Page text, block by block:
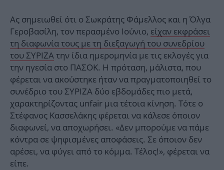
Ας σημειωθεί ότι ο Σωκράτης Φάμελλος και η Όλγα
Γεροβασίλη, τον περασμένο Ιούνιο, είχαν εκφράσει
τη διαφωνία τους με τη διεξαγωγή του συνεδρίου
του ΣΥΡΙΖΑτην ίδια ημερομηνία με τις εκλογές για
την ηγεσία στο ΠΑΣΟΚ. Η πρόταση, μάλιστα, που
φέρεται να ακούστηκε ήταν να πραγματοποιηθεί το
συνέδριο του ΣΥΡΙΖΑ δύο εβδομάδες πιο μετά,
χαρακτηρίζοντας unfair μια τέτοια κίνηση. Τότε ο
Στέφανος Κασσελάκης φέρεται να κάλεσε όποιον
διαφωνεί, να αποχωρήσει. «Δεν μπορούμε να πάμε
κόντρα σε ψηφισμένες αποφάσεις. Σε όποιον δεν
αρέσει, να φύγει από το κόμμα. Τέλος!», φέρεται να
είπε.